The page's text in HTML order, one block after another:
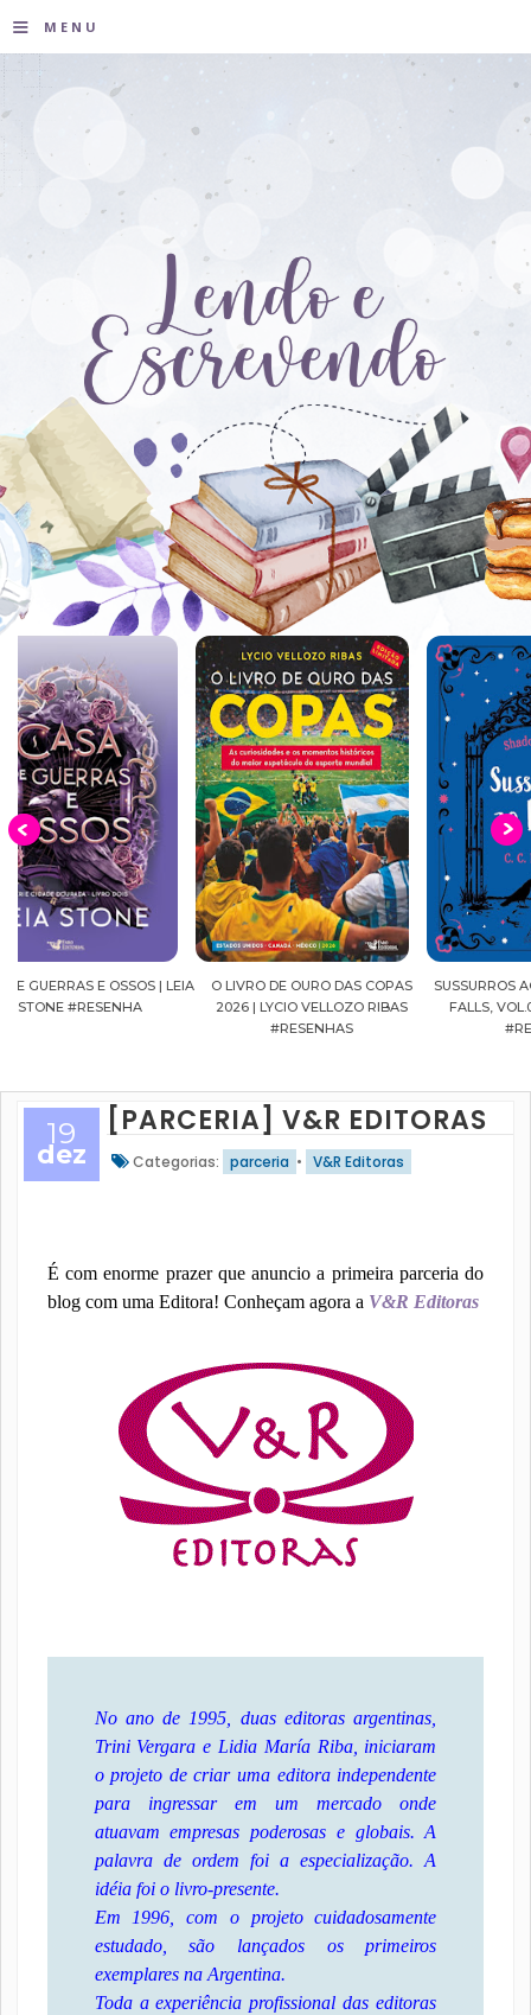
≡ MENU
O LIVRO DE OURO DAS COPAS
2026 | LYCIO VELLOZO RIBAS
SUSSURROS AO LUAR | SHADOW
FALLS, VOL.04 | C.C.HUNTER
#RESENHA
19
dez
[PARCERIA] V&R EDITORAS
Categorias: parceria • V&R Editoras
É com enorme prazer que anuncio a primeira parceria do
blog com uma Editora! Conheçam agora a V&R Editoras
No ano de 1995, duas editoras argentinas,
Trini Vergara e Lidia María Riba, iniciaram
o projeto de criar uma editora independente
para ingressar em um mercado onde
atuavam empresas poderosas e globais. A
palavra de ordem foi a especialização. A
idéia foi o livro-presente.
Em 1996, com o projeto cuidadosamente
estudado, são lançados os primeiros
exemplares na Argentina.
Toda a experiência profissional das editoras